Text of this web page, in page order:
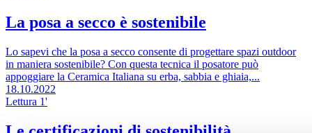
La posa a secco è sostenibile
Lo sapevi che la posa a secco consente di progettare spazi outdoor
in maniera sostenibile? Con questa tecnica il posatore può
appoggiare la Ceramica Italiana su erba, sabbia e ghiaia,...
18.10.2022
Lettura 1'